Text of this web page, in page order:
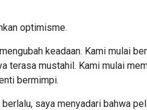
optimisme.
keadaan. Kami mulai
terasa mustahil. Kami mulai
bermimpi.
saya menyadari bahwa